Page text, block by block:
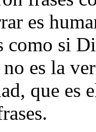
es
como si
es la
que es